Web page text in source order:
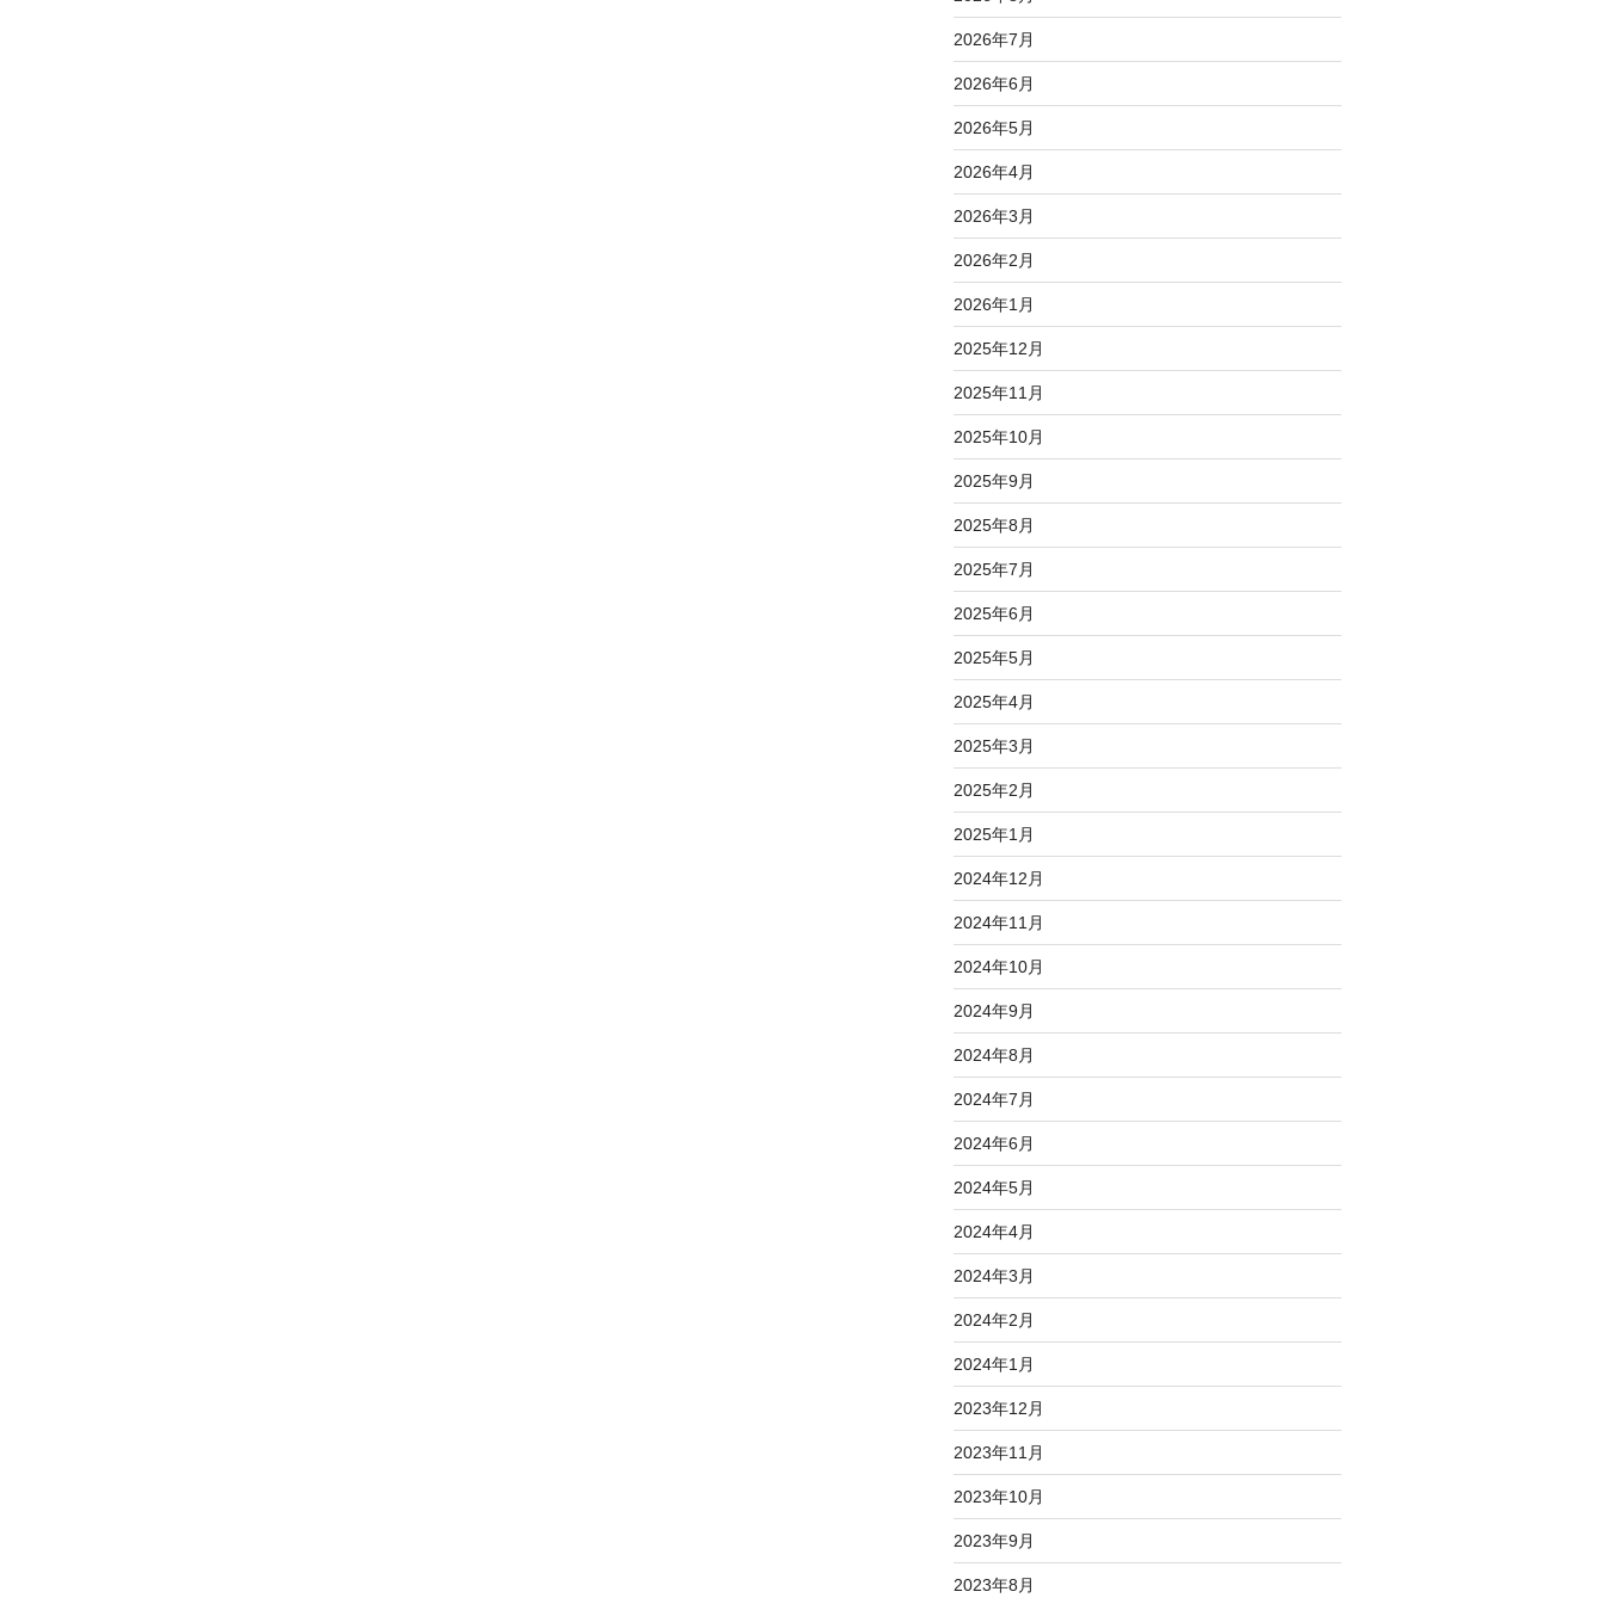
2026年7月
2026年6月
2026年5月
2026年4月
2026年3月
2026年2月
2026年1月
2025年12月
2025年11月
2025年10月
2025年9月
2025年8月
2025年7月
2025年6月
2025年5月
2025年4月
2025年3月
2025年2月
2025年1月
2024年12月
2024年11月
2024年10月
2024年9月
2024年8月
2024年7月
2024年6月
2024年5月
2024年4月
2024年3月
2024年2月
2024年1月
2023年12月
2023年11月
2023年10月
2023年9月
2023年8月